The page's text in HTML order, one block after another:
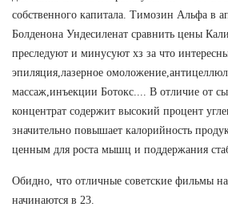
собственного капитала. Tимозин Альфа в
Болденона Ундесиленат сравнить цены
преследуют и минусуют хз за что
эпиляция,лазерное
массаж,инъекции Ботокс.... В отличие от
концентрат содержит высокий процент
значительно повышает калорийность
ценным для роста мышц и поддержания
Обидно, что отличные советские фильмы
начинаются в 23.